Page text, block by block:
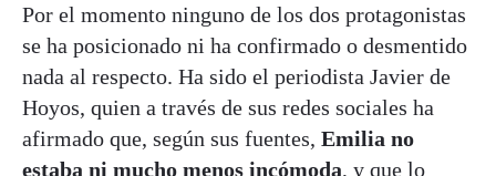
Por el momento ninguno de los dos protagonistas
se ha posicionado ni ha confirmado o desmentido
nada al respecto. Ha sido el periodista Javier de
Hoyos, quien a través de sus redes sociales ha
afirmado que, según sus fuentes, Emilia no
estaba ni mucho menos incómoda, y que lo